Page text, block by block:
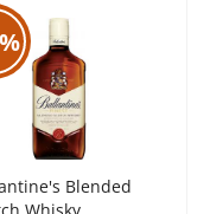
Blended